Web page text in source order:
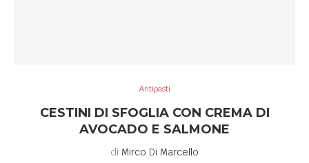
Antipasti
CESTINI DI SFOGLIA CON CREMA DI
AVOCADO E SALMONE
di Mirco Di Marcello